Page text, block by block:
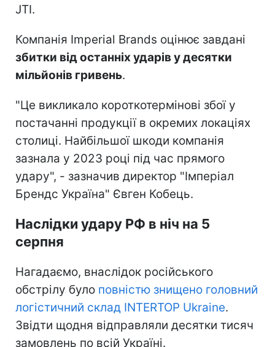
JTI.
Компанія Imperial Brands оцінює завдані
збитки від останніх ударів у десятки
мільйонів гривень.
"Це викликало короткотермінові збої у
постачанні продукції в окремих локаціях
столиці. Найбільшої шкоди компанія
зазнала у 2023 році під час прямого
удару", - зазначив директор "Імперіал
Брендс Україна" Євген Кобець.
Наслідки удару РФ в ніч на 5
серпня
Нагадаємо, внаслідок російського
обстрілу було повністю знищено головний
логістичний склад INTERTOP Ukraine.
Звідти щодня відправляли десятки тисяч
замовлень по всій Україні.